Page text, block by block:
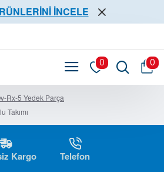
İNCELE
0 0
Rx-5 Yedek Parça
Takımı
Kargo Telefon